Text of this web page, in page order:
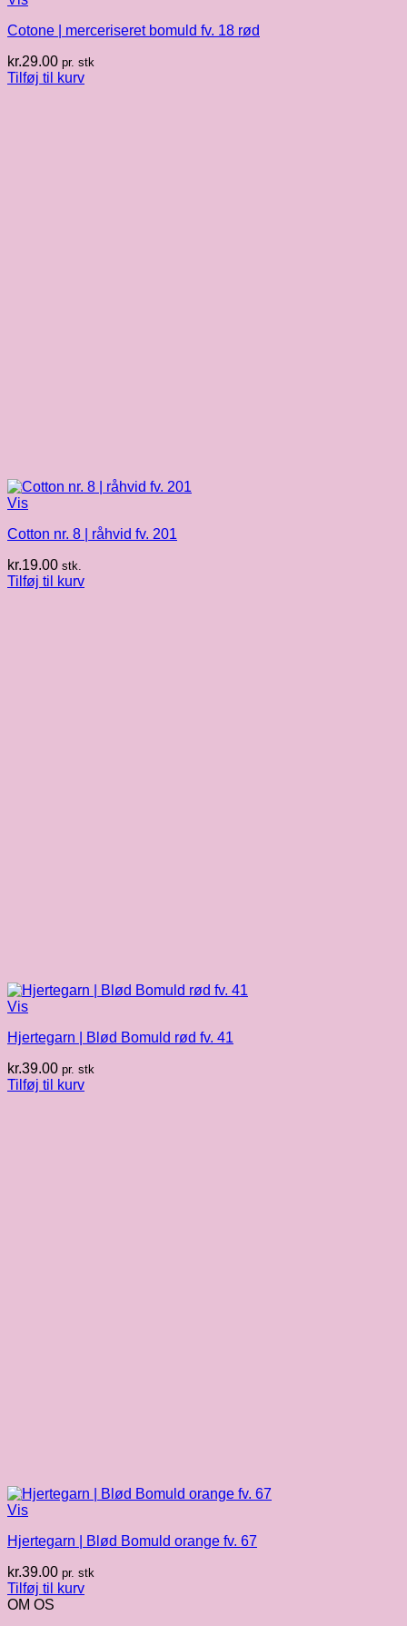
Cotone | merceriseret bomuld fv. 18 rød
kr.29.00 pr. stk
Tilføj til kurv
Vis
Cotton nr. 8 | råhvid fv. 201
kr.19.00 stk.
Tilføj til kurv
Vis
Hjertegarn | Blød Bomuld rød fv. 41
kr.39.00 pr. stk
Tilføj til kurv
Vis
Hjertegarn | Blød Bomuld orange fv. 67
kr.39.00 pr. stk
Tilføj til kurv
OM OS